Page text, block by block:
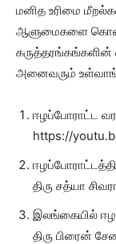
மனித உரிமை
ஆளுமைகளை
கருத்தரங்கங்களின்
அனைவரும்
ஈழப்போராட்ட
https://
திரு சத்யா
இலங்கையில்
திரு பிரைன்